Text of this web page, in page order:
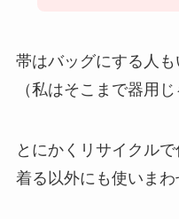
帯はバッグにする人も
（私はそこまで器用
とにかくリサイクル
着る以外にも使いまわ